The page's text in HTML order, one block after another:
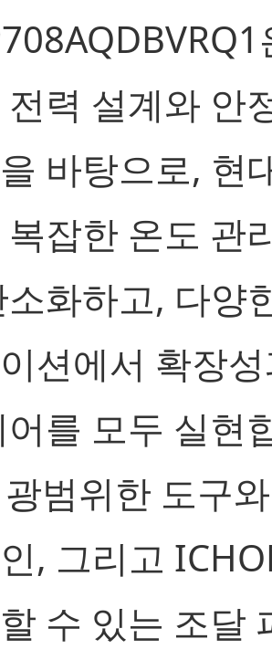
전력 설계와 안
바탕으로, 현
복잡한 온도 관
소화하고, 다양
션에서 확장
어를 모두 실현
범위한 도구
, 그리고
수 있는 조달